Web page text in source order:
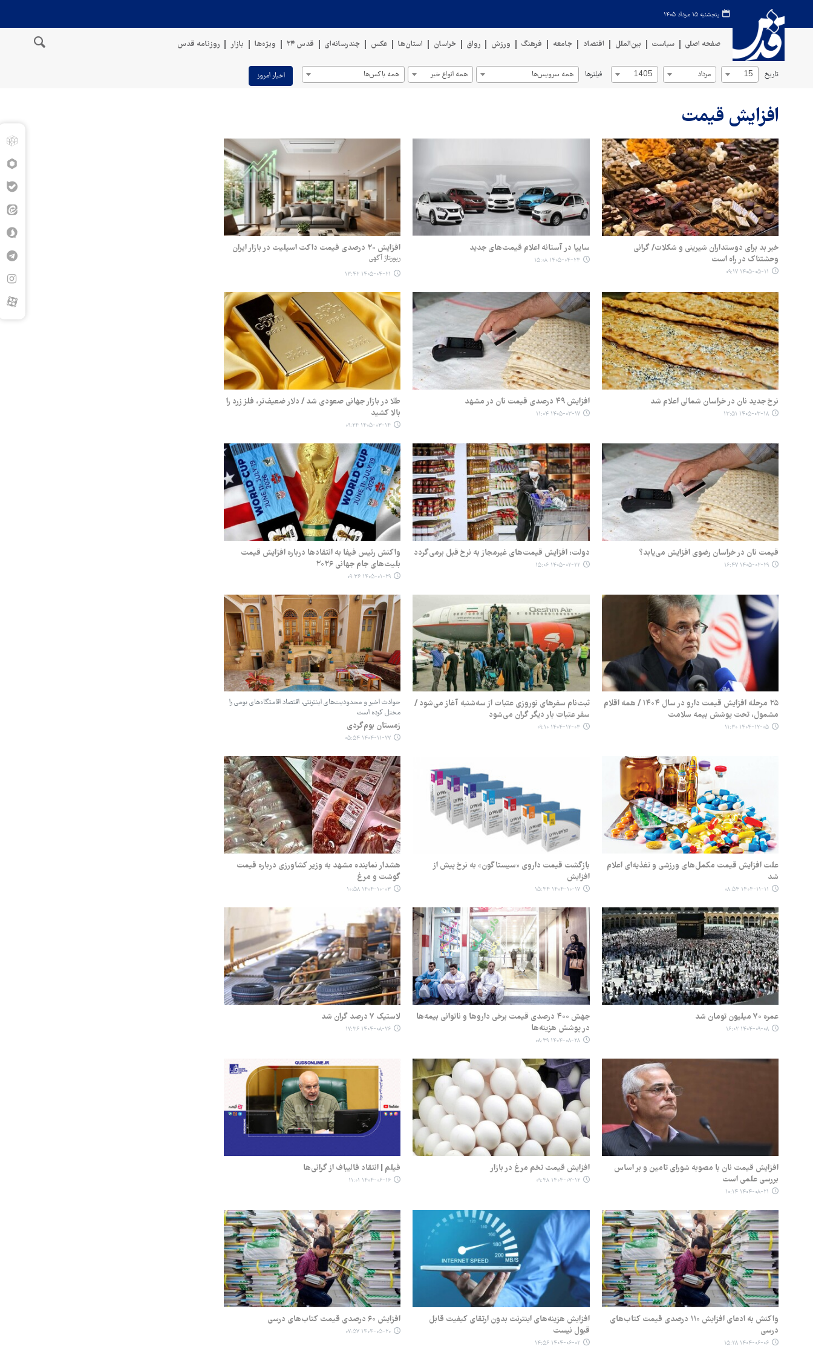
پنجشنبه ۱۵ مرداد ۱۴۰۵
صفحه اصلی سیاست بین‌الملل اقتصاد جامعه فرهنگ ورزش رواق خراسان استان‌ها عکس چندرسانه‌ای قدس ۲۴ ویژه‌ها بازار روزنامه قدس
تاریخ 15 مرداد 1405 فیلترها همه سرویس‌ها همه انواع خبر همه باکس‌ها اخبار امروز
افزایش قیمت
خبر بد برای دوستداران شیرینی و شکلات/ گرانی
وحشتناک در راه است
۱۴۰۵-۰۵-۱۱ ۰۹:۱۷
سایپا در آستانه اعلام قیمت‌های جدید
۱۴۰۵-۰۴-۲۳ ۱۵:۰۸
افزایش ۲۰ درصدی قیمت داکت اسپلیت در بازار ایران
رپورتاژ آگهی
۱۴۰۵-۰۴-۲۱ ۱۳:۴۲
نرخ جدید نان در خراسان شمالی اعلام شد
۱۴۰۵-۰۳-۱۸ ۱۳:۵۱
افزایش ۴۹ درصدی قیمت نان در مشهد
۱۴۰۵-۰۳-۱۷ ۱۱:۰۴
طلا در بازار جهانی صعودی شد / دلار ضعیف‌تر، فلز زرد را
بالا کشید
۱۴۰۵-۰۳-۱۴ ۰۹:۲۴
قیمت نان در خراسان رضوی افزایش می‌یابد؟
۱۴۰۵-۰۲-۲۹ ۱۶:۴۷
دولت: افزایش قیمت‌های غیرمجاز به نرخ قبل برمی‌گردد
۱۴۰۵-۰۲-۲۲ ۱۵:۰۶
واکنش رئیس فیفا به انتقادها درباره افزایش قیمت
بلیت‌های جام جهانی ۲۰۲۶
۱۴۰۵-۰۱-۲۹ ۰۹:۳۶
۲۵ مرحله افزایش قیمت دارو در سال ۱۴۰۴ / همه اقلام
مشمول، تحت پوشش بیمه سلامت
۱۴۰۴-۱۲-۰۵ ۱۱:۳۰
ثبت‌نام سفرهای نوروزی عتبات از سه‌شنبه آغاز می‌شود /
سفر عتبات بار دیگر گران می‌شود
۱۴۰۴-۱۲-۰۳ ۰۹:۱۰
حوادث اخیر و محدودیت‌های اینترنتی، اقتصاد اقامتگاه‌های بومی را
مختل کرده است
زمستان بوم‌گردی
۱۴۰۴-۱۱-۲۷ ۰۵:۵۴
علت افزایش قیمت مکمل‌های ورزشی و تغذیه‌ای اعلام
شد
۱۴۰۴-۱۱-۱۱ ۰۸:۵۳
بازگشت قیمت داروی «سیستاگون» به نرخ پیش از
افزایش
۱۴۰۴-۱۰-۱۷ ۱۵:۴۴
هشدار نماینده مشهد به وزیر کشاورزی درباره قیمت
گوشت و مرغ
۱۴۰۴-۱۰-۰۳ ۱۰:۵۸
عمره ۷۰ میلیون تومان شد
۱۴۰۴-۰۹-۰۸ ۱۶:۰۲
جهش ۴۰۰ درصدی قیمت برخی داروها و ناتوانی بیمه‌ها
در پوشش هزینه‌ها
۱۴۰۴-۰۸-۲۸ ۰۸:۳۹
لاستیک ۷ درصد گران شد
۱۴۰۴-۰۸-۲۶ ۱۷:۳۶
افزایش قیمت نان با مصوبه شورای تامین و بر اساس
بررسی علمی است
۱۴۰۴-۰۸-۲۱ ۱۰:۱۴
افزایش قیمت تخم مرغ در بازار
۱۴۰۴-۰۷-۱۲ ۰۹:۴۸
فیلم | انتقاد قالیباف از گرانی‌ها
۱۴۰۴-۰۶-۱۶ ۱۱:۰۱
واکنش به ادعای افزایش ۱۱۰ درصدی قیمت کتاب‌های
درسی
۱۴۰۴-۰۶-۰۶ ۱۵:۲۸
افزایش هزینه‌های اینترنت بدون ارتقای کیفیت قابل
قبول نیست
۱۴۰۴-۰۶-۰۲ ۱۴:۵۶
افزایش ۶۰ درصدی قیمت کتاب‌های درسی
۱۴۰۴-۰۵-۲۰ ۰۷:۵۷